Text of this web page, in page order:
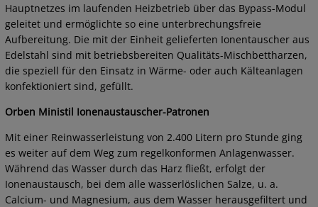
Hauptnetzes im laufenden Heizbetrieb über das Bypass-Modul
geleitet und ermöglichte so eine unterbrechungsfreie
Aufbereitung. Die mit der Einheit gelieferten Ionentauscher aus
Edelstahl sind mit betriebsbereiten Qualitäts-Mischbettharzen,
die speziell für den Einsatz in Wärme- oder auch Kälteanlagen
konfektioniert sind, gefüllt.
Orben Ministil Ionenaustauscher-Patronen
Mit einer Reinwasserleistung von 2.400 Litern pro Stunde ging
es weiter auf dem Weg zum regelkonformen Anlagenwasser.
Während das Wasser durch das Harz fließt, erfolgt der
Ionenaustausch, bei dem alle wasserlöslichen Salze, u. a.
Calcium- und Magnesium, aus dem Wasser herausgefiltert und